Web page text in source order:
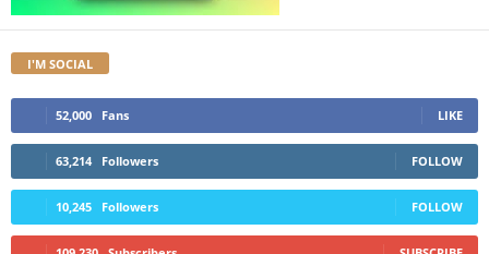
I'M SOCIAL
52,000 Fans LIKE
63,214 Followers FOLLOW
10,245 Followers FOLLOW